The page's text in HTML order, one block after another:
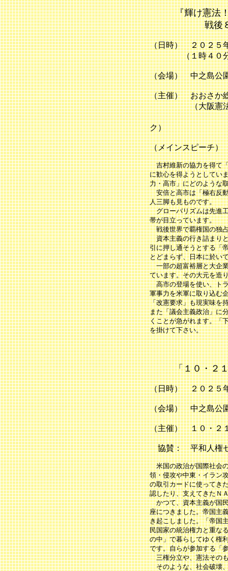
『輝け憲法！
戦後８０年
（日時） ２０２５
（１時４０分～
（会場） 中之島公
（主催） おおさか
（大阪憲法会議
しない
ク）
（メインスピーチ
吉村維新の協力を得て「
に歓心を得ようとしてい
力・高市」にどのような
安倍と高市は「極右反動
人三脚も見ものです。
グローバリズムは先進工
帯が目立っています。
戦後世界で覇権国の独占
資本主義の行き詰まりと
引に押し通そうとする「
とどまらず、日本に於い
一部の超富裕層と大企業
ています。その大元を造
高市の登場を使い、トラ
軍事力を米軍に取り込む
「改憲要求」も現実味を
また「議会主義政治」に
くことが急がれます。「
を掛けて下さい。
「１０・２
（日時） ２０２５
（会場） 中之島公
（主催） １０・２
協賛： 平和人権セ
米国の政治が国際社会の
領・侵攻や中東・イラン
の取引カードに使ってき
認したり、支えてきたＮ
かつて、資本主義が国民
座につきました。帝国主
き起こしました。「帝国
民国家の統治権力と重な
の中」で暮らしてゆく権
です。自らが参加する「
三権分立や、憲法そのも
そのような、社会破壊、